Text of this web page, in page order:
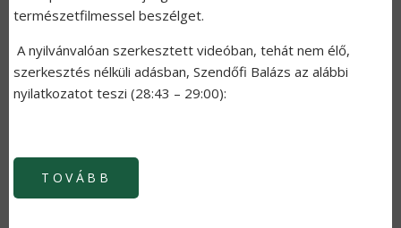
természetfilmessel beszélget.
A nyilvánvalóan szerkesztett videóban, tehát nem élő,
szerkesztés nélküli adásban, Szendőfi Balázs az alábbi
nyilatkozatot teszi (28:43 – 29:00):
TOVÁBB